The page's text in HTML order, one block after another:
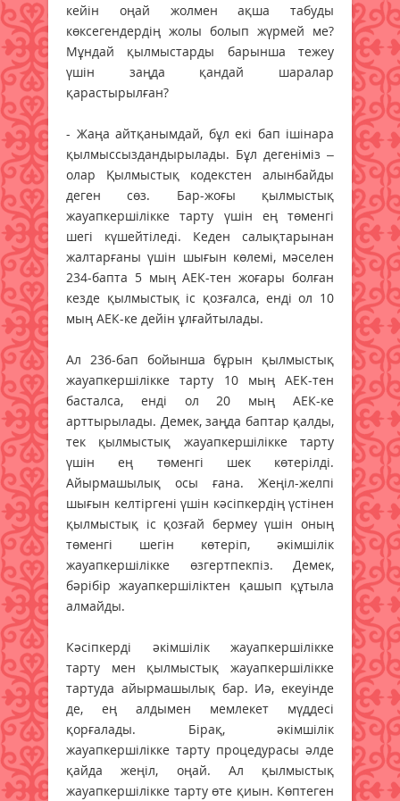
кейін оңай жолмен ақша табуды
көксегендердің жолы болып жүрмей ме?
Мұндай қылмыстарды барынша тежеу
үшін заңда қандай шаралар
қарастырылған?
- Жаңа айтқанымдай, бұл екі бап ішінара
қылмыссыздандырылады. Бұл дегеніміз –
олар Қылмыстық кодекстен алынбайды
деген сөз. Бар-жоғы қылмыстық
жауапкершілікке тарту үшін ең төменгі
шегі күшейтіледі. Кеден салықтарынан
жалтарғаны үшін шығын көлемі, мәселен
234-бапта 5 мың АЕК-тен жоғары болған
кезде қылмыстық іс қозғалса, енді ол 10
мың АЕК-ке дейін ұлғайтылады.
Ал 236-бап бойынша бұрын қылмыстық
жауапкершілікке тарту 10 мың АЕК-тен
басталса, енді ол 20 мың АЕК-ке
арттырылады. Демек, заңда баптар қалды,
тек қылмыстық жауапкершілікке тарту
үшін ең төменгі шек көтерілді.
Айырмашылық осы ғана. Жеңіл-желпі
шығын келтіргені үшін кәсіпкердің үстінен
қылмыстық іс қозғай бермеу үшін оның
төменгі шегін көтеріп, әкімшілік
жауапкершілікке өзгертпекпіз. Демек,
бәрібір жауапкершіліктен қашып құтыла
алмайды.
Кәсіпкерді әкімшілік жауапкершілікке
тарту мен қылмыстық жауапкершілікке
тартуда айырмашылық бар. Иә, екеуінде
де, ең алдымен мемлекет мүддесі
қорғалады. Бірақ, әкімшілік
жауапкершілікке тарту процедурасы әлде
қайда жеңіл, оңай. Ал қылмыстық
жауапкершілікке тарту өте қиын. Көптеген